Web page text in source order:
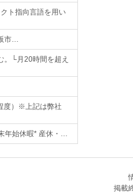
ト指向言語を用い
市…
。└月20時間を超え
度）※上記は弊社
年始休暇* 産休・…
掲載